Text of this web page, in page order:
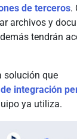
de terceros.
archivos y
tendrán
solución que
integración
ya utiliza.